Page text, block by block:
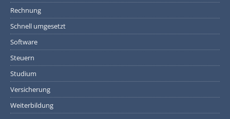
Rechnung
Schnell umgesetzt
Software
Steuern
Studium
Versicherung
Weiterbildung